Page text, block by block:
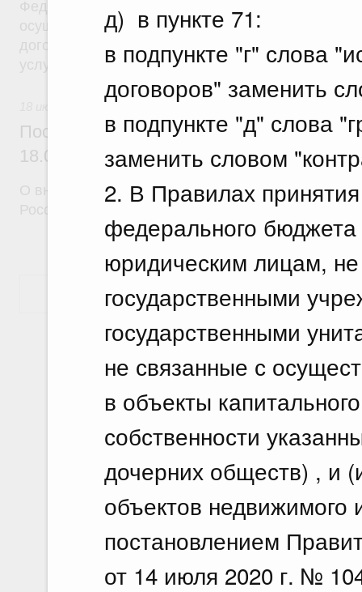
д) в пункте 71:
в подпункте "г" слова
договоров" заменить
в подпункте "д" слова
заменить словом
2. В Правилах
федерального
юридическим лицам,
государственными
государственными
не связанные с
в объекты
собственности
дочерних обществ) , и
объектов
постановлением
от 14 июля 2020 г. №
осуществление частной детективной
договора на оказание сыскных услуг и об
Постановление Правительства
18.07.2026 г. № 910
О внесении изменений в некоторые акты
Российской Федерации
Показать еще